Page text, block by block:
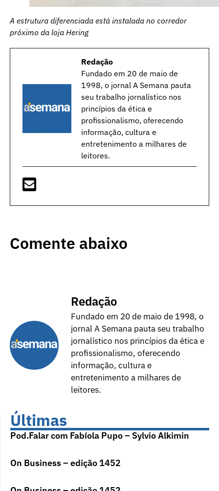
A estrutura diferenciada está instalada no corredor
próximo da loja Hering
Redação
Fundado em 20 de maio de
1998, o jornal A Semana pauta
seu trabalho jornalístico nos
princípios da ética e
profissionalismo, oferecendo
informação, cultura e
entretenimento a milhares de
leitores.
Comente abaixo
Redação
Fundado em 20 de maio de 1998, o
jornal A Semana pauta seu trabalho
jornalístico nos princípios da ética e
profissionalismo, oferecendo
informação, cultura e
entretenimento a milhares de
leitores.
Últimas
Pod.Falar com Fabíola Pupo – Sylvio Alkimin
On Business – edição 1452